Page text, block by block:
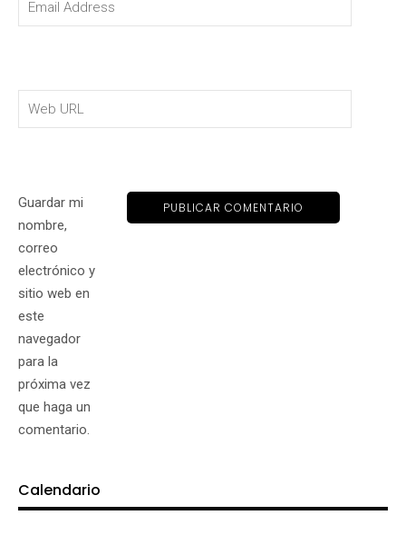
Guardar mi
nombre,
correo
electrónico y
sitio web en
este
navegador
para la
próxima vez
que haga un
comentario.
Calendario